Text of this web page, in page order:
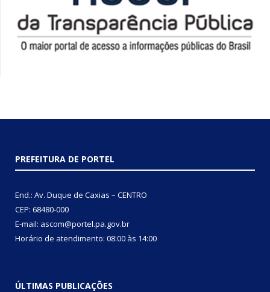
PREFEITURA DE PORTEL
End.: Av. Duque de Caxias – CENTRO
CEP: 68480-000
E-mail: ascom@portel.pa.gov.br
Horário de atendimento: 08:00 às 14:00
ÚLTIMAS PUBLICAÇÕES